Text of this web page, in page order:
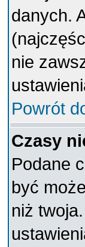
danych.
nie
Powrót
Czasy
Podane
być
niż